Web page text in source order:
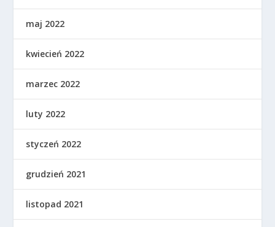
maj 2022
kwiecień 2022
marzec 2022
luty 2022
styczeń 2022
grudzień 2021
listopad 2021